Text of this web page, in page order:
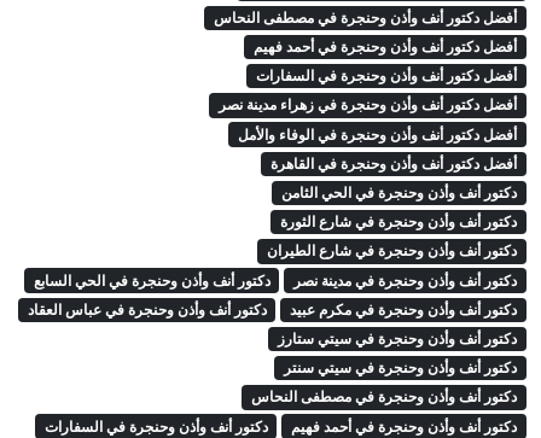
أفضل دكتور أنف وأذن وحنجرة في مصطفى النحاس
أفضل دكتور أنف وأذن وحنجرة في أحمد فهيم
أفضل دكتور أنف وأذن وحنجرة في السفارات
أفضل دكتور أنف وأذن وحنجرة في زهراء مدينة نصر
أفضل دكتور أنف وأذن وحنجرة في الوفاء والأمل
أفضل دكتور أنف وأذن وحنجرة في القاهرة
دكتور أنف وأذن وحنجرة في الحي الثامن
دكتور أنف وأذن وحنجرة في شارع الثورة
دكتور أنف وأذن وحنجرة في شارع الطيران
دكتور أنف وأذن وحنجرة في مدينة نصر
دكتور أنف وأذن وحنجرة في الحي السابع
دكتور أنف وأذن وحنجرة في مكرم عبيد
دكتور أنف وأذن وحنجرة في عباس العقاد
دكتور أنف وأذن وحنجرة في سيتي ستارز
دكتور أنف وأذن وحنجرة في سيتي سنتر
دكتور أنف وأذن وحنجرة في مصطفى النحاس
دكتور أنف وأذن وحنجرة في أحمد فهيم
دكتور أنف وأذن وحنجرة في السفارات